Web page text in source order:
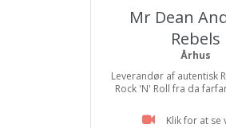
Mr Dean
Rebels
Århus
Leverandør af autentisk
Rock 'N' Roll fra da
Klik for at se